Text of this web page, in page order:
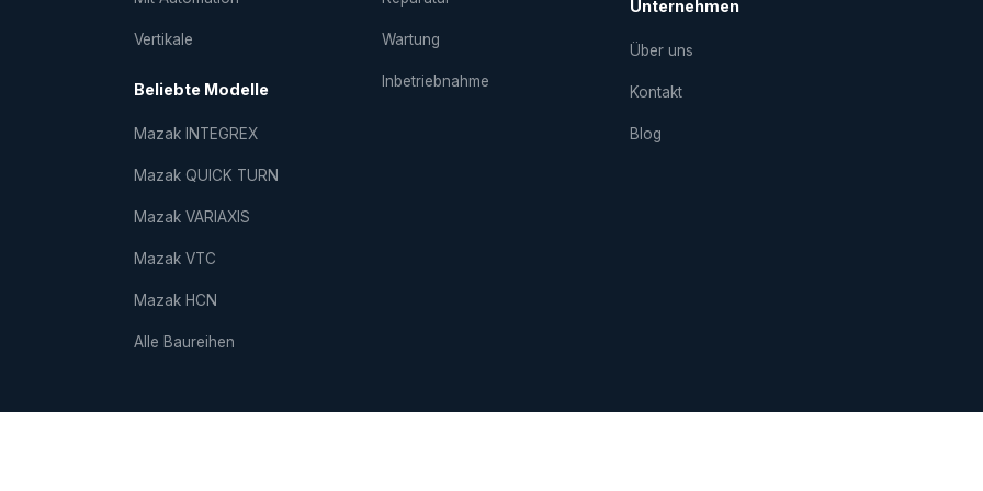
Vertikale
Beliebte Modelle
Mazak INTEGREX
Mazak QUICK TURN
Mazak VARIAXIS
Mazak VTC
Mazak HCN
Alle Baureihen
Wartung
Inbetriebnahme
Unternehmen
Über uns
Kontakt
Blog